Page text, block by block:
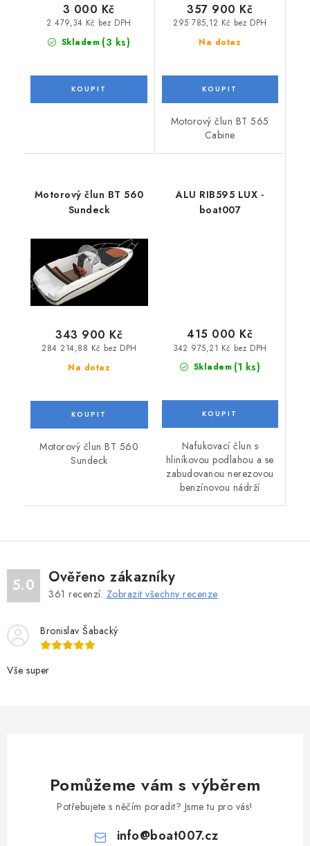
Skladem (3 ks)
2 479,34 Kč bez DPH
3 000 Kč
Na dotaz
295 785,12 Kč bez DPH
357 900 Kč
Motorový člun BT 565
Cabine
Motorový člun BT 560
Sundeck
Na dotaz
284 214,88 Kč bez DPH
343 900 Kč
Motorový člun BT 560
Sundeck
ALU RIB595 LUX -
boat007
Skladem (1 ks)
342 975,21 Kč bez DPH
415 000 Kč
Nafukovací člun s
hliníkovou podlahou a se
zabudovanou nerezovou
benzínovou nádrží
5.0 Ověřeno zákazníky
361 recenzí. Zobrazit všechny recenze
Bronislav Šabacký
Vše super
Pomůžeme vám s výběrem
Potřebujete s něčím poradit? Jsme tu pro vás!
info@boat007.cz